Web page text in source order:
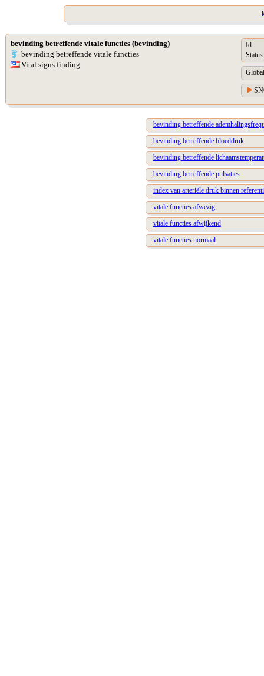
bevinding betreffende vitale functies (bevinding)
bevinding betreffende vitale functies
Vital signs finding
Id
Status
bevinding betreffende
bevinding betreffende bloeddruk
bevinding betreffende
bevinding betreffende pulsaties
index van arteriële druk binnen
vitale functies afwezig
vitale functies afwijkend
vitale functies normaal